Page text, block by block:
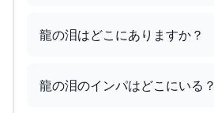
龍の泪はどこにありますか？
龍の泪のインパはどこにいる？